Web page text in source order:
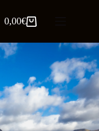
0,00€